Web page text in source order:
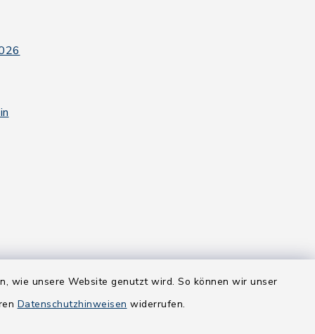
wie unsere Website genutzt wird. So können wir unser
Datenschutzhinweisen widerrufen.